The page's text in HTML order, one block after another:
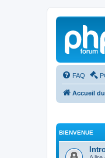
FAQ
Accueil
BIENVENUE